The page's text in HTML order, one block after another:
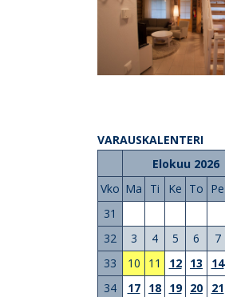
VARAUSKALENTERI
Elokuu 2026
Vko Ma Ti Ke To Pe
31
32
3 4 5 6 7
33
10 11 12 13 14
34
17 18 19 20 21